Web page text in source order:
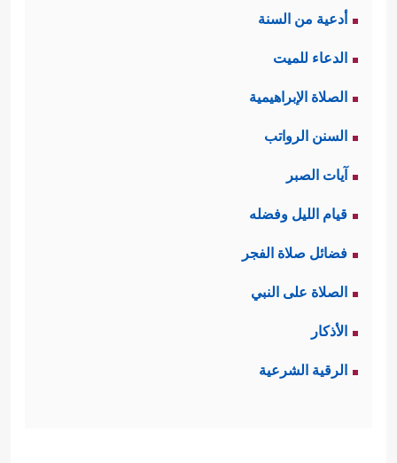
أدعية من السنة
الدعاء للميت
الصلاة الإبراهيمية
السنن الرواتب
آيات الصبر
قيام الليل وفضله
فضائل صلاة الفجر
الصلاة على النبي
الأذكار
الرقية الشرعية